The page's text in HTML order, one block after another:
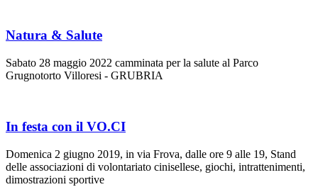
Natura & Salute
Sabato 28 maggio 2022 camminata per la salute al Parco
Grugnotorto Villoresi - GRUBRIA
In festa con il VO.CI
Domenica 2 giugno 2019, in via Frova, dalle ore 9 alle 19, Stand
delle associazioni di volontariato cinisellese, giochi, intrattenimenti,
dimostrazioni sportive